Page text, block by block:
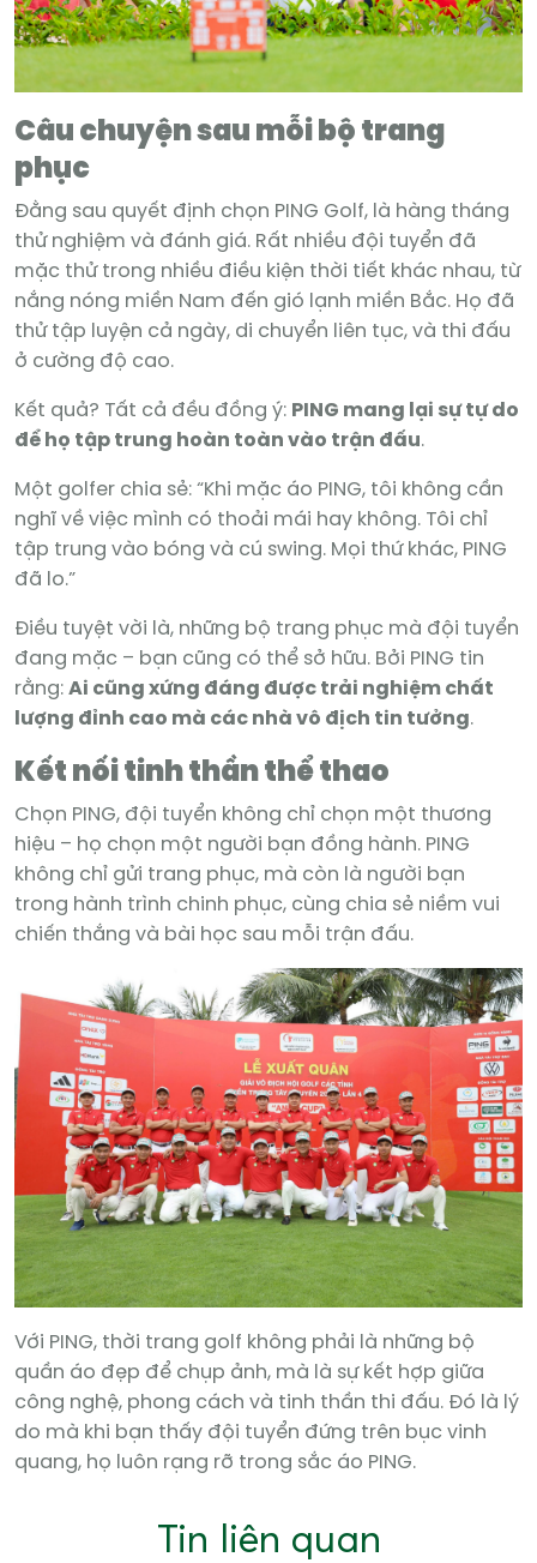
Câu chuyện sau mỗi bộ trang
phục
Đằng sau quyết định chọn PING Golf, là hàng tháng
thử nghiệm và đánh giá. Rất nhiều đội tuyển đã
mặc thử trong nhiều điều kiện thời tiết khác nhau, từ
nắng nóng miền Nam đến gió lạnh miền Bắc. Họ đã
thử tập luyện cả ngày, di chuyển liên tục, và thi đấu
ở cường độ cao.
Kết quả? Tất cả đều đồng ý: PING mang lại sự tự do
để họ tập trung hoàn toàn vào trận đấu.
Một golfer chia sẻ: “Khi mặc áo PING, tôi không cần
nghĩ về việc mình có thoải mái hay không. Tôi chỉ
tập trung vào bóng và cú swing. Mọi thứ khác, PING
đã lo.”
Điều tuyệt vời là, những bộ trang phục mà đội tuyển
đang mặc – bạn cũng có thể sở hữu. Bởi PING tin
rằng:Ai cũng xứng đáng được trải nghiệm chất
lượng đỉnh cao mà các nhà vô địch tin tưởng.
Kết nối tinh thần thể thao
Chọn PING, đội tuyển không chỉ chọn một thương
hiệu – họ chọn một người bạn đồng hành. PING
không chỉ gửi trang phục, mà còn là người bạn
trong hành trình chinh phục, cùng chia sẻ niềm vui
chiến thắng và bài học sau mỗi trận đấu.
Với PING, thời trang golf không phải là những bộ
quần áo đẹp để chụp ảnh, mà là sự kết hợp giữa
công nghệ, phong cách và tinh thần thi đấu. Đó là lý
do mà khi bạn thấy đội tuyển đứng trên bục vinh
quang, họ luôn rạng rỡ trong sắc áo PING.
Tin liên quan